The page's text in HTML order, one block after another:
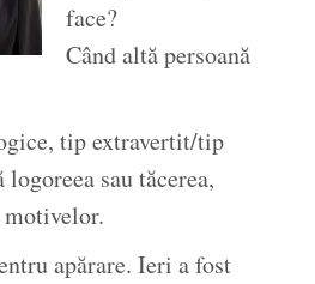
face?
Când altă persoană
tip extravertit/tip
sau tăcerea,
apărare. Ieri a fost